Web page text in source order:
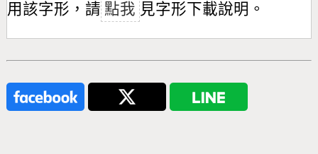
用該字形，請 點我 見字形下載說明。